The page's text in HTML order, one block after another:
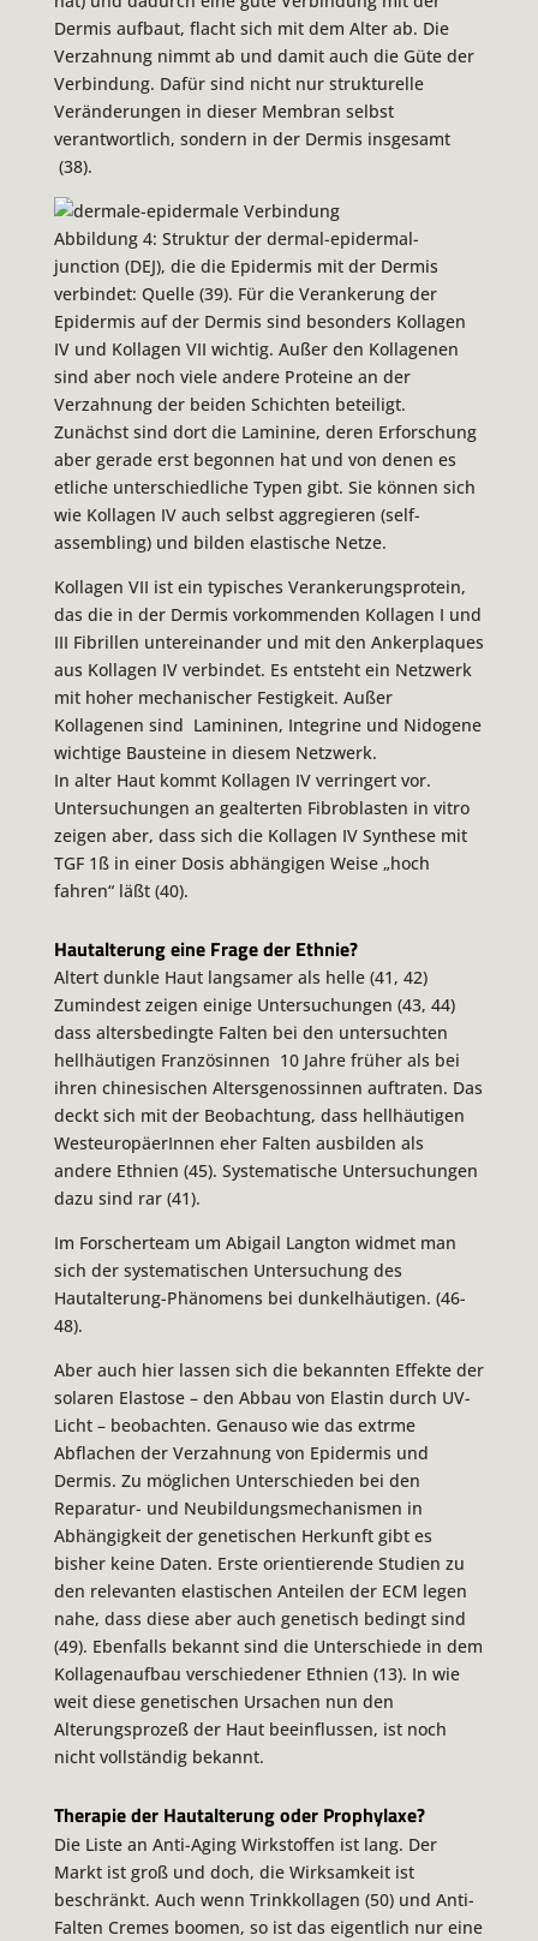
Dermis aufbaut, flacht sich mit dem Alter ab. Die
Verzahnung nimmt ab und damit auch die Güte der
Verbindung. Dafür sind nicht nur strukturelle
Veränderungen in dieser Membran selbst
verantwortlich, sondern in der Dermis insgesamt
(38).
Abbildung 4: Struktur der dermal-epidermal-
junction (DEJ), die die Epidermis mit der Dermis
verbindet: Quelle (39). Für die Verankerung der
Epidermis auf der Dermis sind besonders Kollagen
IV und Kollagen VII wichtig. Außer den Kollagenen
sind aber noch viele andere Proteine an der
Verzahnung der beiden Schichten beteiligt.
Zunächst sind dort die Laminine, deren Erforschung
aber gerade erst begonnen hat und von denen es
etliche unterschiedliche Typen gibt. Sie können sich
wie Kollagen IV auch selbst aggregieren (self-
assembling) und bilden elastische Netze.
Kollagen VII ist ein typisches Verankerungsprotein,
das die in der Dermis vorkommenden Kollagen I und
III Fibrillen untereinander und mit den Ankerplaques
aus Kollagen IV verbindet. Es entsteht ein Netzwerk
mit hoher mechanischer Festigkeit. Außer
Kollagenen sind Lamininen, Integrine und Nidogene
wichtige Bausteine in diesem Netzwerk.
In alter Haut kommt Kollagen IV verringert vor.
Untersuchungen an gealterten Fibroblasten in vitro
zeigen aber, dass sich die Kollagen IV Synthese mit
TGF 1ß in einer Dosis abhängigen Weise „hoch
fahren“ läßt (40).
Hautalterung eine Frage der Ethnie?
Altert dunkle Haut langsamer als helle (41, 42)
Zumindest zeigen einige Untersuchungen (43, 44)
dass altersbedingte Falten bei den untersuchten
hellhäutigen Französinnen 10 Jahre früher als bei
ihren chinesischen Altersgenossinnen auftraten. Das
deckt sich mit der Beobachtung, dass hellhäutigen
WesteuropäerInnen eher Falten ausbilden als
andere Ethnien (45). Systematische Untersuchungen
dazu sind rar (41).
Im Forscherteam um Abigail Langton widmet man
sich der systematischen Untersuchung des
Hautalterung-Phänomens bei dunkelhäutigen. (46-
48).
Aber auch hier lassen sich die bekannten Effekte der
solaren Elastose – den Abbau von Elastin durch UV-
Licht – beobachten. Genauso wie das extrme
Abflachen der Verzahnung von Epidermis und
Dermis. Zu möglichen Unterschieden bei den
Reparatur- und Neubildungsmechanismen in
Abhängigkeit der genetischen Herkunft gibt es
bisher keine Daten. Erste orientierende Studien zu
den relevanten elastischen Anteilen der ECM legen
nahe, dass diese aber auch genetisch bedingt sind
(49). Ebenfalls bekannt sind die Unterschiede in dem
Kollagenaufbau verschiedener Ethnien (13). In wie
weit diese genetischen Ursachen nun den
Alterungsprozeß der Haut beeinflussen, ist noch
nicht vollständig bekannt.
Therapie der Hautalterung oder Prophylaxe?
Die Liste an Anti-Aging Wirkstoffen ist lang. Der
Markt ist groß und doch, die Wirksamkeit ist
beschränkt. Auch wenn Trinkkollagen (50) und Anti-
Falten Cremes boomen, so ist das eigentlich nur eine